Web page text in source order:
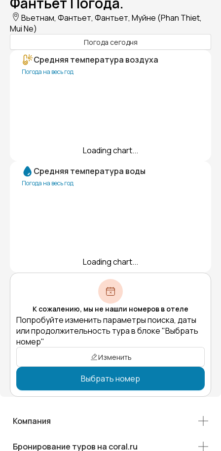
Вьетнам, Фантьет, Фантьет, Муйне (Phan Thiet,
Mui Ne)
Погода сегодня
Средняя температура воздуха
Погода на весь год
Loading chart...
Средняя температура воды
Погода на весь год
Loading chart...
К сожалению, мы не нашли номеров в отеле
Попробуйте изменить параметры поиска, даты
или продолжительность тура в блоке "Выбрать
номер"
Изменить
Выбрать номер
Компания
Бронирование туров на coral.ru